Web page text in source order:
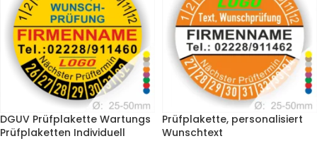
DGUV Prüfplakette Wartungs
Prüfplaketten Individuell
Prüfplakette, personalisiert
Wunschtext